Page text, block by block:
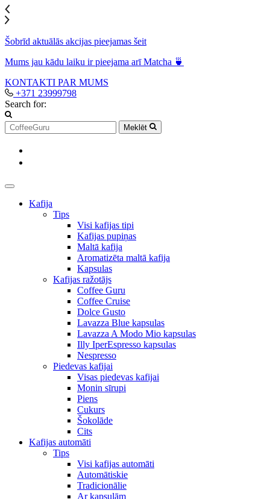
Šobrīd aktuālās akcijas pieejamas šeit
Mums jau kādu laiku ir pieejama arī Matcha 🍵
KONTAKTI PAR MUMS
+371 23999798
Search for:
Meklēt
Kafija
Tips
Visi kafijas tipi
Kafijas pupiņas
Maltā kafija
Aromatizēta maltā kafija
Kapsulas
Kafijas ražotājs
Coffee Guru
Coffee Cruise
Dolce Gusto
Lavazza Blue kapsulas
Lavazza A Modo Mio kapsulas
Illy IperEspresso kapsulas
Nespresso
Piedevas kafijai
Visas piedevas kafijai
Monin sīrupi
Piens
Cukurs
Šokolāde
Cits
Kafijas automāti
Tips
Visi kafijas automāti
Automātiskie
Tradicionālie
Ar kapsulām